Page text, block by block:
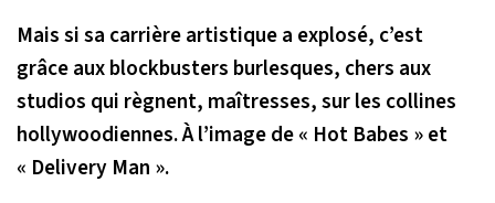
Mais si sa carrière artistique a explosé, c’est
grâce aux blockbusters burlesques, chers aux
studios qui règnent, maîtresses, sur les collines
hollywoodiennes. À l’image de « Hot Babes » et
« Delivery Man ».